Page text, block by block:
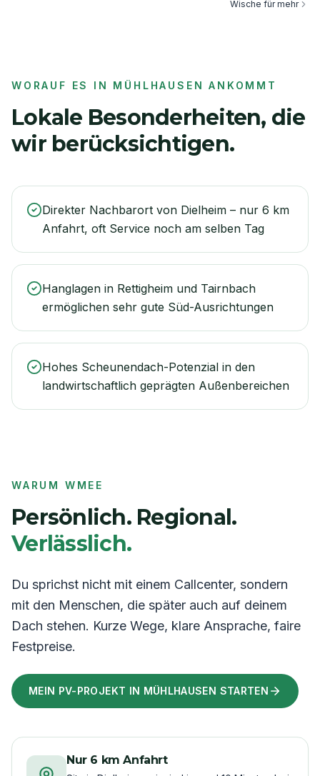
Wische für mehr
WORAUF ES IN MÜHLHAUSEN ANKOMMT
Lokale Besonderheiten, die
wir berücksichtigen.
Direkter Nachbarort von Dielheim – nur 6 km
Anfahrt, oft Service noch am selben Tag
Hanglagen in Rettigheim und Tairnbach
ermöglichen sehr gute Süd-Ausrichtungen
Hohes Scheunendach-Potenzial in den
landwirtschaftlich geprägten Außenbereichen
WARUM WMEE
Persönlich. Regional.
Verlässlich.
Du sprichst nicht mit einem Callcenter, sondern
mit den Menschen, die später auch auf deinem
Dach stehen. Kurze Wege, klare Ansprache, faire
Festpreise.
MEIN PV-PROJEKT IN MÜHLHAUSEN STARTEN
Nur 6 km Anfahrt